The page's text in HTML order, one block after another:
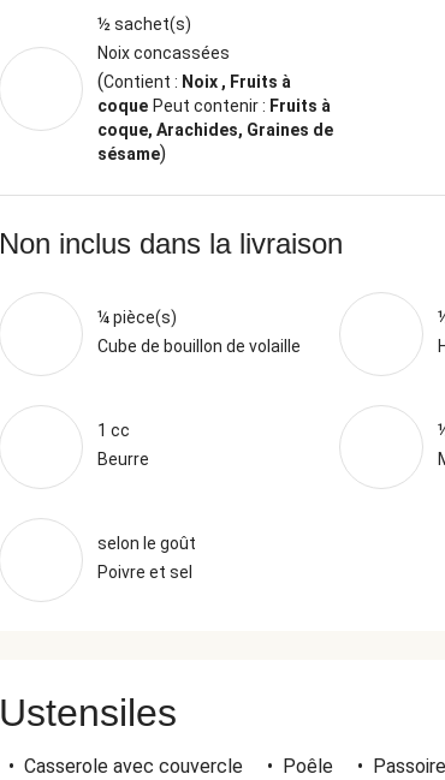
½ sachet(s)
Noix concassées
(Contient : Noix , Fruits à
coque Peut contenir : Fruits à
coque, Arachides, Graines de
sésame)
Non inclus dans la livraison
¼ pièce(s)
Cube de bouillon de volaille
1 cc
Beurre
selon le goût
Poivre et sel
Ustensiles
• Casserole avec couvercle • Poêle • Passoire